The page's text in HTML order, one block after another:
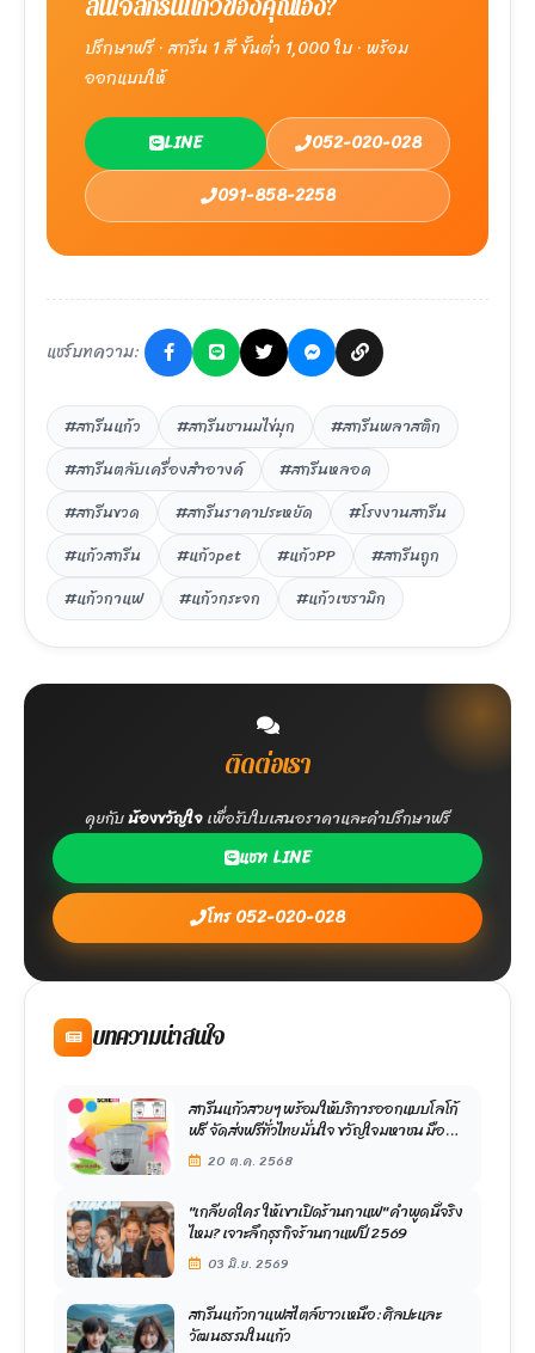
ปรึกษาฟรี · สกรีน 1 สี ขั้นต่ำ 1,000 ใบ · พร้อม
ออกแบบให้
LINE
052-020-028
091-858-2258
แชร์บทความ:
#สกรีนแก้ว #สกรีนชานมไข่มุก
#สกรีนพลาสติก
#สกรีนตลับเครื่องสำอางค์
#สกรีนหลอด
#สกรีนขวด
#สกรีนราคาประหยัด
#โรงงานสกรีน
#แก้วสกรีน
#แก้วpet #แก้วPP
#สกรีนถูก
#แก้วกาแฟ
#แก้วกระจก #แก้วเซรามิก
ติดต่อเรา
คุยกับน้องขวัญใจเพื่อรับใบเสนอราคาและคำปรึกษาฟรี
แชท LINE
โทร 052-020-028
บทความน่าสนใจ
สกรีนแก้วสวยๆ พร้อมให้บริการออกแบบโลโก้
ฟรี จัดส่งฟรีทั่วไทย มั่นใจ ขวัญใจมหาชน มือ
อาชีพด้านการสกรีนแก้ว
20 ต.ค. 2568
"เกลียดใคร ให้เขาเปิดร้านกาแฟ" คำพูดนี้จริง
ไหม? เจาะลึกธุรกิจร้านกาแฟปี 2569
03 มิ.ย. 2569
สกรีนแก้วกาแฟสไตล์ชาวเหนือ: ศิลปะและ
วัฒนธรรมในแก้ว